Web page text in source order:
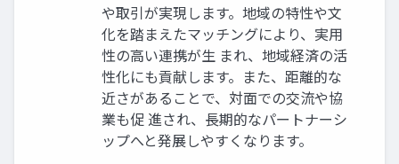
や取引が実現します。地域の特性や文
化を踏まえたマッチングにより、実用
性の高い連携が生 まれ、地域経済の活
性化にも貢献します。また、距離的な
近さがあることで、対面での交流や協
業も促 進され、長期的なパートナーシ
ップへと発展しやすくなります。